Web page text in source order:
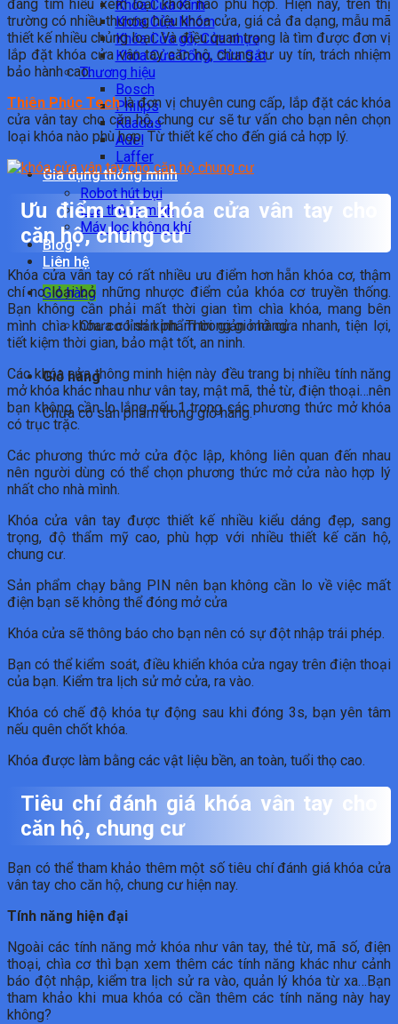
Khóa Cửa Kính
Khóa Cửa Nhôm
Khóa Cửa gỗ, Cửa nhựa
Khóa Cửa Cổng, Cửa Sắt
Thương hiệu
Bosch
Philips
Kaadas
Adel
Laffer
Gia dụng thông minh
Robot hút bụi
Loa thông minh
Máy lọc không khí
Blog
Liên hệ
Giỏ hàng
Chưa có sản phẩm trong giỏ hàng.
Giỏ hàng
Chưa có sản phẩm trong giỏ hàng.
đang tìm hiểu xem loại khóa nào phù hợp. Hiện nay, trên thị
trường có nhiều thương hiệu khóa cửa, giá cả đa dạng, mẫu mã
thiết kế nhiều chủng loại. Và điều quan trọng là tìm được đơn vị
lắp đặt khóa cửa vân tay căn hộ, chung cư uy tín, trách nhiệm
bảo hành cao.
Thiên Phúc Techlà đơn vị chuyên cung cấp, lắp đặt các khóa
cửa vân tay cho căn hộ, chung cư sẽ tư vấn cho bạn nên chọn
loại khóa nào phù hợp. Từ thiết kế cho đến giá cả hợp lý.
Ưu điểm của khóa cửa vân tay cho
căn hộ, chung cư
Khóa cửa vân tay có rất nhiều ưu điểm hơn hẵn khóa cơ, thậm
chí no loại bỏ những nhược điểm của khóa cơ truyền thống.
Bạn không cần phải mất thời gian tìm chìa khóa, mang bên
mình chìa khóa cơ lỉnh kỉnh. Thời giản mở cửa nhanh, tiện lợi,
tiết kiệm thời gian, bảo mật tốt, an ninh.
Các khóa cửa thông minh hiện này đều trang bị nhiều tính năng
mở khóa khác nhau như vân tay, mật mã, thẻ từ, điện thoại…nên
bạn không cần lo lắng nếu 1 trong các phương thức mở khóa
có trục trặc.
Các phương thức mở cửa độc lập, không liên quan đến nhau
nên người dùng có thể chọn phương thức mở cửa nào hợp lý
nhất cho nhà mình.
Khóa cửa vân tay được thiết kế nhiều kiểu dáng đẹp, sang
trọng, độ thẩm mỹ cao, phù hợp với nhiều thiết kế căn hộ,
chung cư.
Sản phẩm chạy bằng PIN nên bạn không cần lo về việc mất
điện bạn sẽ không thể đóng mở cửa
Khóa cửa sẽ thông báo cho bạn nên có sự đột nhập trái phép.
Bạn có thể kiểm soát, điều khiển khóa cửa ngay trên điện thoại
của bạn. Kiểm tra lịch sử mở cửa, ra vào.
Khóa có chế độ khóa tự động sau khi đóng 3s, bạn yên tâm
nếu quên chốt khóa.
Khóa được làm bằng các vật liệu bền, an toàn, tuổi thọ cao.
Tiêu chí đánh giá khóa vân tay cho
căn hộ, chung cư
Bạn có thể tham khảo thêm một số tiêu chí đánh giá khóa cửa
vân tay cho căn hộ, chung cư hiện nay.
Tính năng hiện đại
Ngoài các tính năng mở khóa như vân tay, thẻ từ, mã số, điện
thoại, chìa cơ thì bạn xem thêm các tính năng khác như cảnh
báo đột nhập, kiểm tra lịch sử ra vào, quản lý khóa từ xa…Bạn
tham khảo khi mua khóa có cần thêm các tính năng này hay
không?